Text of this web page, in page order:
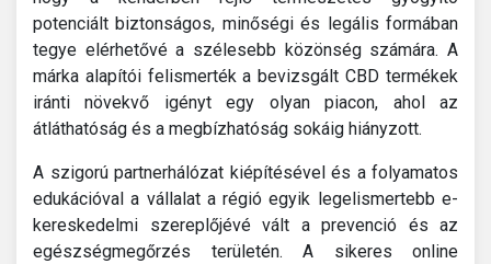
potenciált biztonságos, minőségi és legális formában
tegye elérhetővé a szélesebb közönség számára. A
márka alapítói felismerték a bevizsgált CBD termékek
iránti növekvő igényt egy olyan piacon, ahol az
átláthatóság és a megbízhatóság sokáig hiányzott.
A szigorú partnerhálózat kiépítésével és a folyamatos
edukációval a vállalat a régió egyik legelismertebb e-
kereskedelmi szereplőjévé vált a prevenció és az
egészségmegőrzés területén. A sikeres online